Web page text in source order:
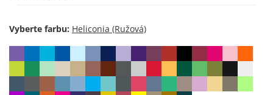
Vyberte farbu: